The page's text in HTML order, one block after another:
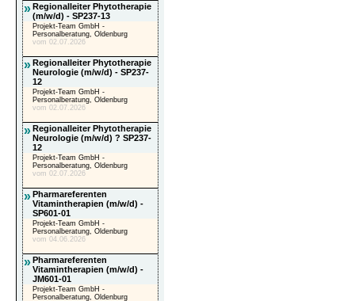
»Regionalleiter Phytotherapie
(m/w/d) - SP237-13
Projekt-Team GmbH -
Personalberatung, Oldenburg
vom 02.07.2026
»Regionalleiter Phytotherapie
Neurologie (m/w/d) - SP237-
12
Projekt-Team GmbH -
Personalberatung, Oldenburg
vom 02.07.2026
»Regionalleiter Phytotherapie
Neurologie (m/w/d) ? SP237-
12
Projekt-Team GmbH -
Personalberatung, Oldenburg
vom 02.07.2026
»Pharmareferenten
Vitamintherapien (m/w/d) -
SP601-01
Projekt-Team GmbH -
Personalberatung, Oldenburg
vom 04.06.2026
»Pharmareferenten
Vitamintherapien (m/w/d) -
JM601-01
Projekt-Team GmbH -
Personalberatung, Oldenburg